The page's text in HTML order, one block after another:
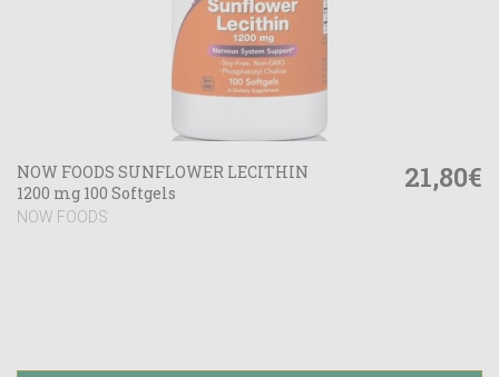
NOW FOODS SUNFLOWER LECITHIN
1200 mg 100 Softgels
NOW FOODS
21,80€